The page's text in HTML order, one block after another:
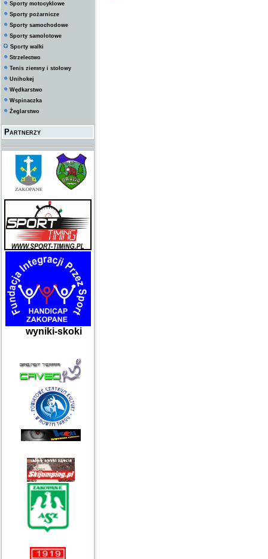
Sporty motocyklowe
Sporty pożarnicze
Sporty samochodowe
Sporty samolotowe
Sporty walki
Strzelectwo
Tenis ziemny i stołowy
Unihokej
Wędkarstwo
Wspinaczka
Żeglarstwo
Partnerzy
wyniki-skoki